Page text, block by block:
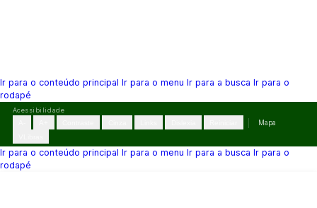
Ir para o conteúdo principal Ir para o menu Ir para a busca Ir para o
rodapé
Pular
conteúdo
Acessibilidade
Mapa
Ir para o conteúdo principal Ir para o menu Ir para a busca Ir para o
rodapé